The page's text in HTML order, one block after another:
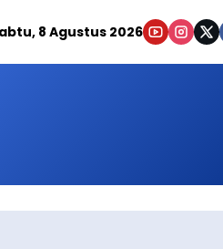
8 Agustus 2026